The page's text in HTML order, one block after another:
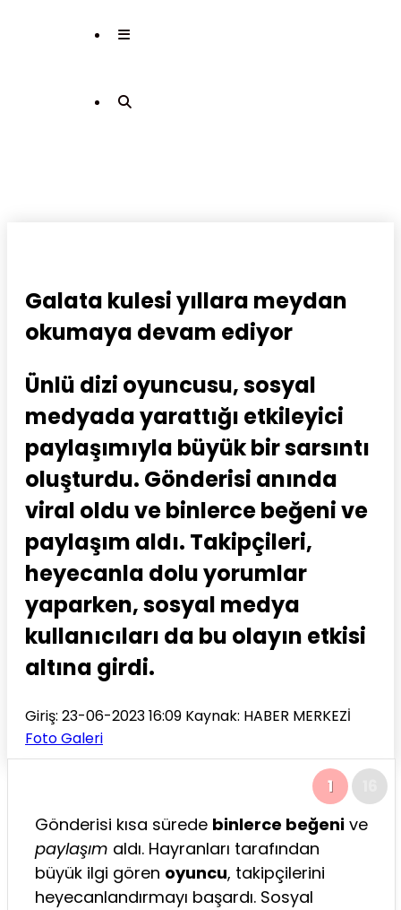
Galata kulesi yıllara meydan
okumaya devam ediyor
Ünlü dizi oyuncusu, sosyal
medyada yarattığı etkileyici
paylaşımıyla büyük bir sarsıntı
oluşturdu. Gönderisi anında
viral oldu ve binlerce beğeni ve
paylaşım aldı. Takipçileri,
heyecanla dolu yorumlar
yaparken, sosyal medya
kullanıcıları da bu olayın etkisi
altına girdi.
Giriş: 23-06-2023 16:09 Kaynak: HABER MERKEZİ
Foto Galeri
1
Gönderisi kısa sürede binlerce beğeni ve
paylaşım aldı. Hayranları tarafından
büyük ilgi gören oyuncu, takipçilerini
heyecanlandırmayı başardı. Sosyal